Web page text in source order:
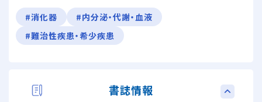
#消化器
#内分泌・代謝・血液
#難治性疾患・希少疾患
書誌情報